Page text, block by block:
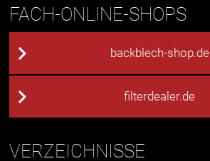
FACH-ONLINE-SHOPS
backblech-shop.de
filterdealer.de
VERZEICHNISSE